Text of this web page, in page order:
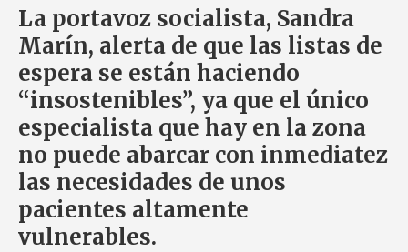
La portavoz socialista, Sandra
Marín, alerta de que las listas de
espera se están haciendo
“insostenibles”, ya que el único
especialista que hay en la zona
no puede abarcar con inmediatez
las necesidades de unos
pacientes altamente
vulnerables.